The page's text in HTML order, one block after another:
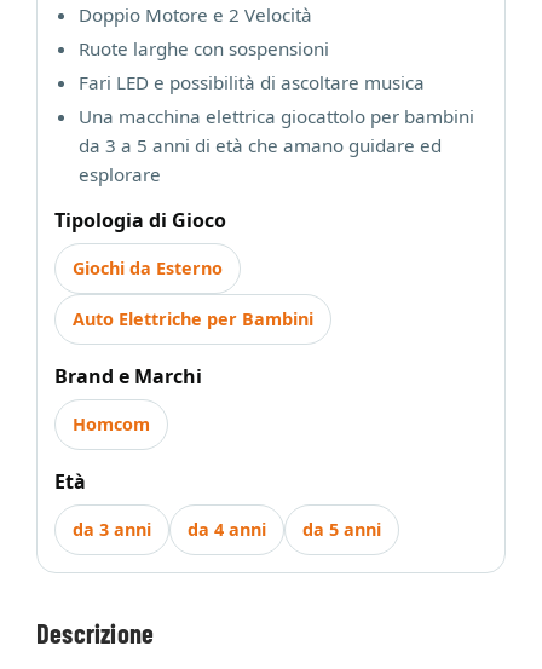
Doppio Motore e 2 Velocità
Ruote larghe con sospensioni
Fari LED e possibilità di ascoltare musica
Una macchina elettrica giocattolo per bambini
da 3 a 5 anni di età che amano guidare ed
esplorare
Tipologia di Gioco
Giochi da Esterno
Auto Elettriche per Bambini
Brand e Marchi
Homcom
Età
da 3 anni da 4 anni da 5 anni
Descrizione